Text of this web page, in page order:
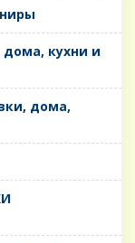
дома, кухни и
дома,